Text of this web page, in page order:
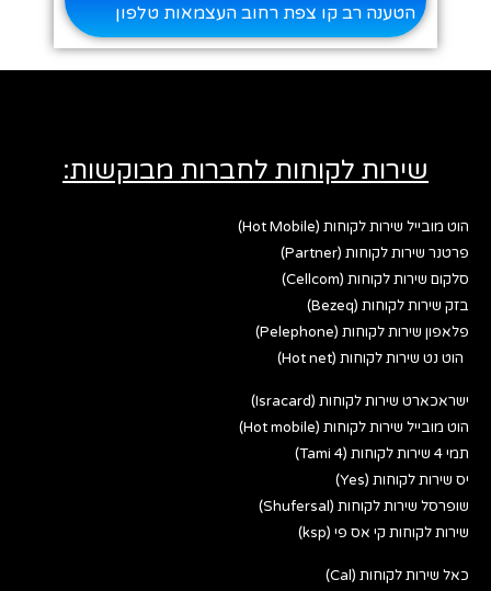
הטענה רב קו צפת רחוב העצמאות טלפון
שירות לקוחות לחברות מבוקשות:
הוט מובייל שירות לקוחות (Hot Mobile)
פרטנר שירות לקוחות (Partner)
סלקום שירות לקוחות (Cellcom)
בזק שירות לקוחות (Bezeq)
פלאפון שירות לקוחות (Pelephone)
הוט נט שירות לקוחות (Hot net)
ישראכארט שירות לקוחות (Isracard)
הוט מובייל שירות לקוחות (Hot mobile)
תמי 4 שירות לקוחות (Tami 4)
יס שירות לקוחות (Yes)
שופרסל שירות לקוחות (Shufersal)
שירות לקוחות קי אס פי (ksp)
כאל שירות לקוחות (Cal)